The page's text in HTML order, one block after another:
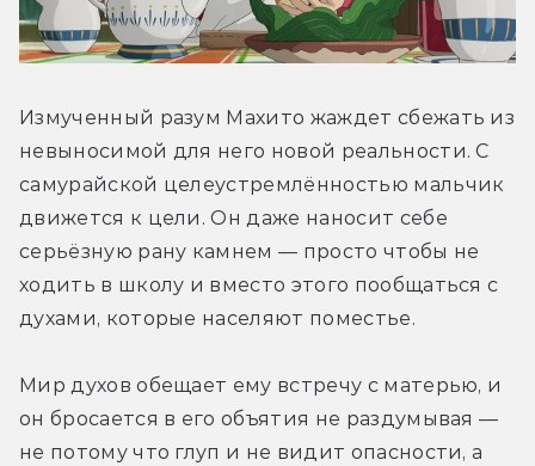
Измученный разум Махито жаждет сбежать из
невыносимой для него новой реальности. С
самурайской целеустремлённостью мальчик
движется к цели. Он даже наносит себе
серьёзную рану камнем — просто чтобы не
ходить в школу и вместо этого пообщаться с
духами, которые населяют поместье.
Мир духов обещает ему встречу с матерью, и
он бросается в его объятия не раздумывая —
не потому что глуп и не видит опасности, а